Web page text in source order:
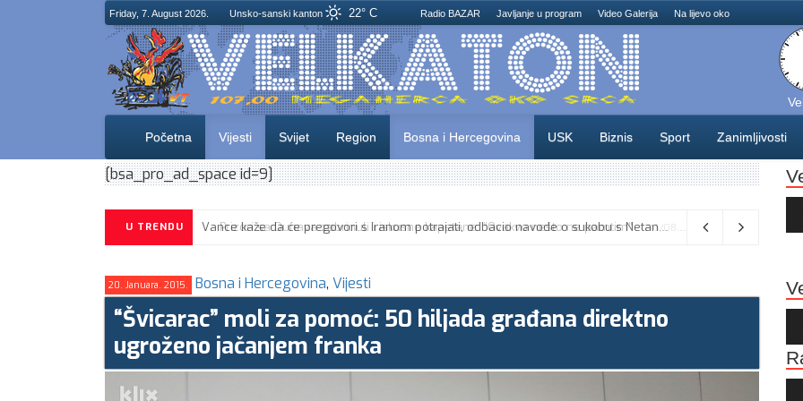
Friday, 7. August 2026. Unsko-sanski kanton 22° C Radio BAZAR Javljanje u program Video Galerija Na lijevo oko
Početna Vijesti Svijet Region Bosna i Hercegovina USK Biznis Sport Zanimljivosti
[bsa_pro_ad_space id=9]
U TRENDU Vance kaže da će pregovori s Iranom potrajati, odbacio navode o sukobu s Netanyahuom 06/08/2026
20. Januara. 2015. Bosna i Hercegovina, Vijesti
“Švicarac” moli za pomoć: 50 hiljada građana direktno
ugroženo jačanjem franka